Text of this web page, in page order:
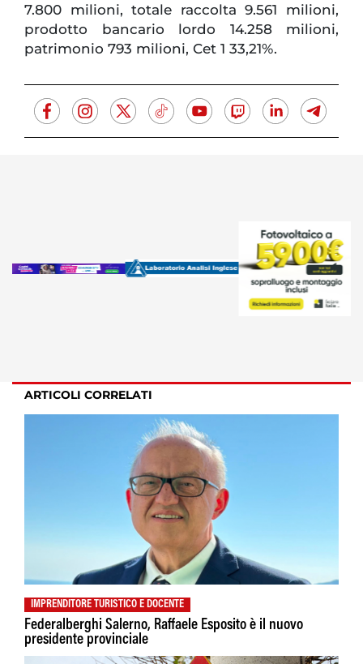
7.800 milioni, totale raccolta 9.561 milioni,
prodotto bancario lordo 14.258 milioni,
patrimonio 793 milioni, Cet 1 33,21%.
ARTICOLI CORRELATI
IMPRENDITORE TURISTICO E DOCENTE
Federalberghi Salerno, Raffaele Esposito è il nuovo
presidente provinciale